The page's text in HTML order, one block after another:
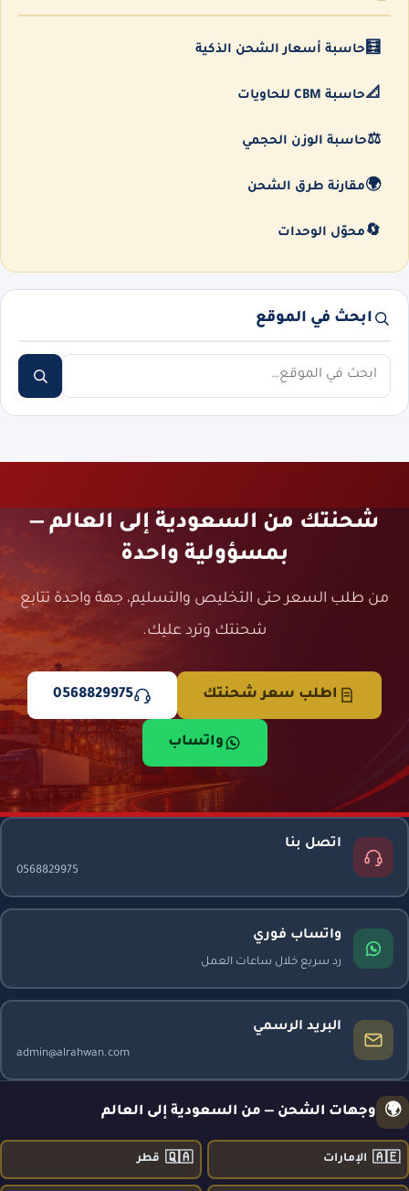
🧮 حاسبة أسعار الشحن الذكية
📐حاسبة CBM للحاويات
⚖️حاسبة الوزن الحجمي
🌍مقارنة طرق الشحن
🔄 محوّل الوحدات
ابحث في الموقع
ابحث
شحنتك من السعودية إلى العالم —
بمسؤولية واحدة
من طلب السعر حتى التخليص والتسليم، جهة واحدة تتابع
شحنتك وترد عليك.
اطلب سعر شحنتك 0568829975
واتساب
اتصل بنا
0568829975
واتساب فوري
رد سريع خلال ساعات العمل
البريد الرسمي
admin@alrahwan.com
🌍 وجهات الشحن — من السعودية إلى العالم
🇦🇪 الإمارات 🇶🇦 قطر